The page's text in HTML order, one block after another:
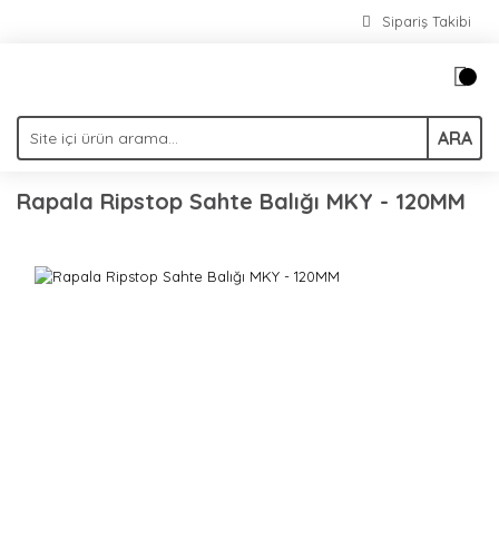
Sipariş Takibi
ARA
Rapala Ripstop Sahte Balığı MKY - 120MM